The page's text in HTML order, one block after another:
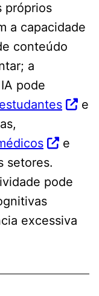
próprios
a capacidade
conteúdo
a
​​pode
estudantes
e
e
setores.
pode
excessiva